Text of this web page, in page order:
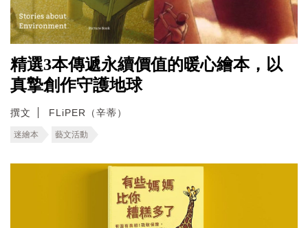
精選3本傳遞永續價值的暖心繪本，以
真摯創作守護地球
撰文 FLiPER（辛蒂）
迷繪本 藝文活動